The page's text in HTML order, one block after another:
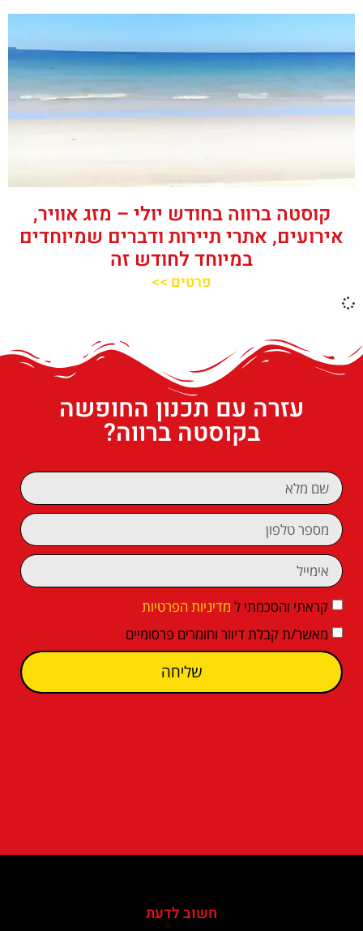
קוסטה ברווה בחודש יולי – מזג אוויר,
אירועים, אתרי תיירות ודברים שמיוחדים
במיוחד לחודש זה
פרטים >>
עזרה עם תכנון החופשה
בקוסטה ברווה?
קראתי והסכמתי ל מדיניות הפרטיות
מאשר/ת קבלת דיוור וחומרים פרסומיים
שליחה
חשוב לדעת